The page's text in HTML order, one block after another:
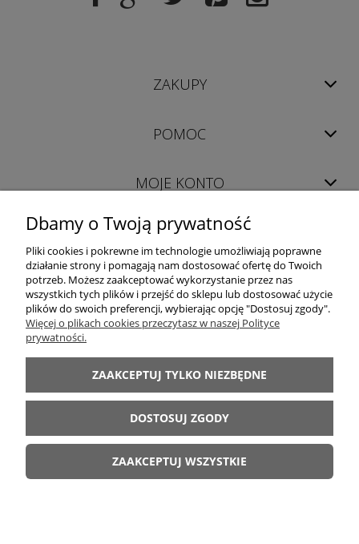
ZAKUPY
POMOC
MOJE KONTO
INFORMACJE
Internetowy Sklep Meblowy oferujący: meblościanki, komody, szafy, łóżka,
stoły, krzesła i inne
Kopiowanie materiałów ze strony bez zezwolenia zabronione.
Dbamy o Twoją prywatność
Pliki cookies i pokrewne im technologie umożliwiają poprawne
działanie strony i pomagają nam dostosować ofertę do Twoich
potrzeb. Możesz zaakceptować wykorzystanie przez nas
wszystkich tych plików i przejść do sklepu lub dostosować użycie
plików do swoich preferencji, wybierając opcję "Dostosuj zgody".
Więcej o plikach cookies przeczytasz w naszej Polityce
prywatności.
ZAAKCEPTUJ TYLKO NIEZBĘDNE
DOSTOSUJ ZGODY
ZAAKCEPTUJ WSZYSTKIE